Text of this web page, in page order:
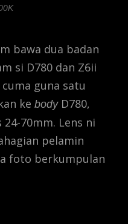
bawa dua badan
si D780 dan Z6ii
guna satu
ke bodyD780,
70mm. Lens ni
pelamin
foto berkumpulan